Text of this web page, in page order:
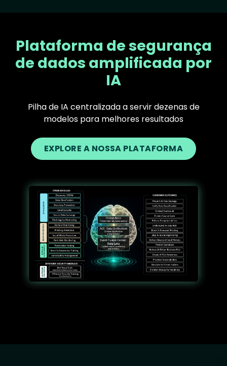
Plataforma de segurança
de dados amplificada por
IA
Pilha de IA centralizada a servir dezenas de
modelos para melhores resultados
EXPLORE A NOSSA PLATAFORMA